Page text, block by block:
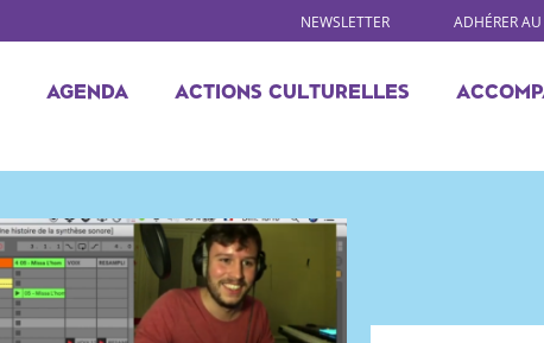
NEWSLETTER ADHÉRER
AGENDA ACTIONS CULTURELLES